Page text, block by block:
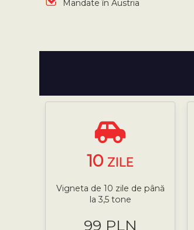
Mandate în Austria
10 ZILE
Vigneta de 10 zile de până
la 3,5 tone
99 PLN